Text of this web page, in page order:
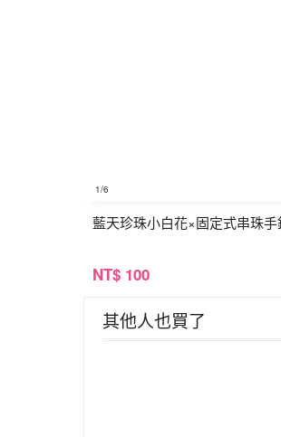
1/6
藍天珍珠小白花×固定式串珠手
NT$ 100
其他人也買了